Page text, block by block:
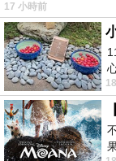
17 小時前